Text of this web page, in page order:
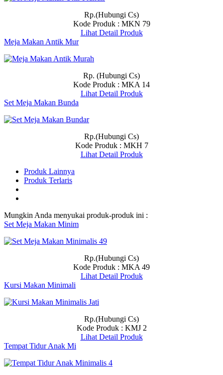
Rp.(Hubungi Cs)
Kode Produk : MKN 79
Lihat Detail Produk
Meja Makan Antik Mur
Rp. (Hubungi Cs)
Kode Produk : MKA 14
Lihat Detail Produk
Set Meja Makan Bunda
Rp.(Hubungi Cs)
Kode Produk : MKH 7
Lihat Detail Produk
Produk Lainnya
Produk Terlaris
Mungkin Anda menyukai produk-produk ini :
Set Meja Makan Minim
Rp.(Hubungi Cs)
Kode Produk : MKA 49
Lihat Detail Produk
Kursi Makan Minimali
Rp.(Hubungi Cs)
Kode Produk : KMJ 2
Lihat Detail Produk
Tempat Tidur Anak Mi